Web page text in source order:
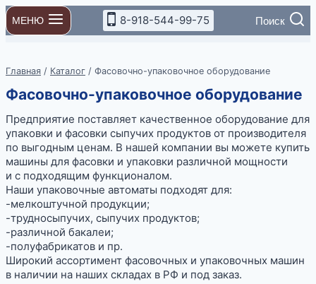
Перейти
к
содержимому
МЕНЮ 8-918-544-99-75 Поиск
Главная / Каталог / Фасовочно-упаковочное оборудование
Фасовочно-упаковочное оборудование
Предприятие поставляет качественное оборудование для
упаковки и фасовки сыпучих продуктов от производителя
по выгодным ценам. В нашей компании вы можете купить
машины для фасовки и упаковки различной мощности
и с подходящим функционалом.
Наши упаковочные автоматы подходят для:
-мелкоштучной продукции;
-трудносыпучих, сыпучих продуктов;
-различной бакалеи;
-полуфабрикатов и пр.
Широкий ассортимент фасовочных и упаковочных машин
в наличии на наших складах в РФ и под заказ.